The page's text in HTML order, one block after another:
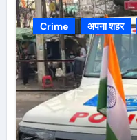
Crime अपना शहर